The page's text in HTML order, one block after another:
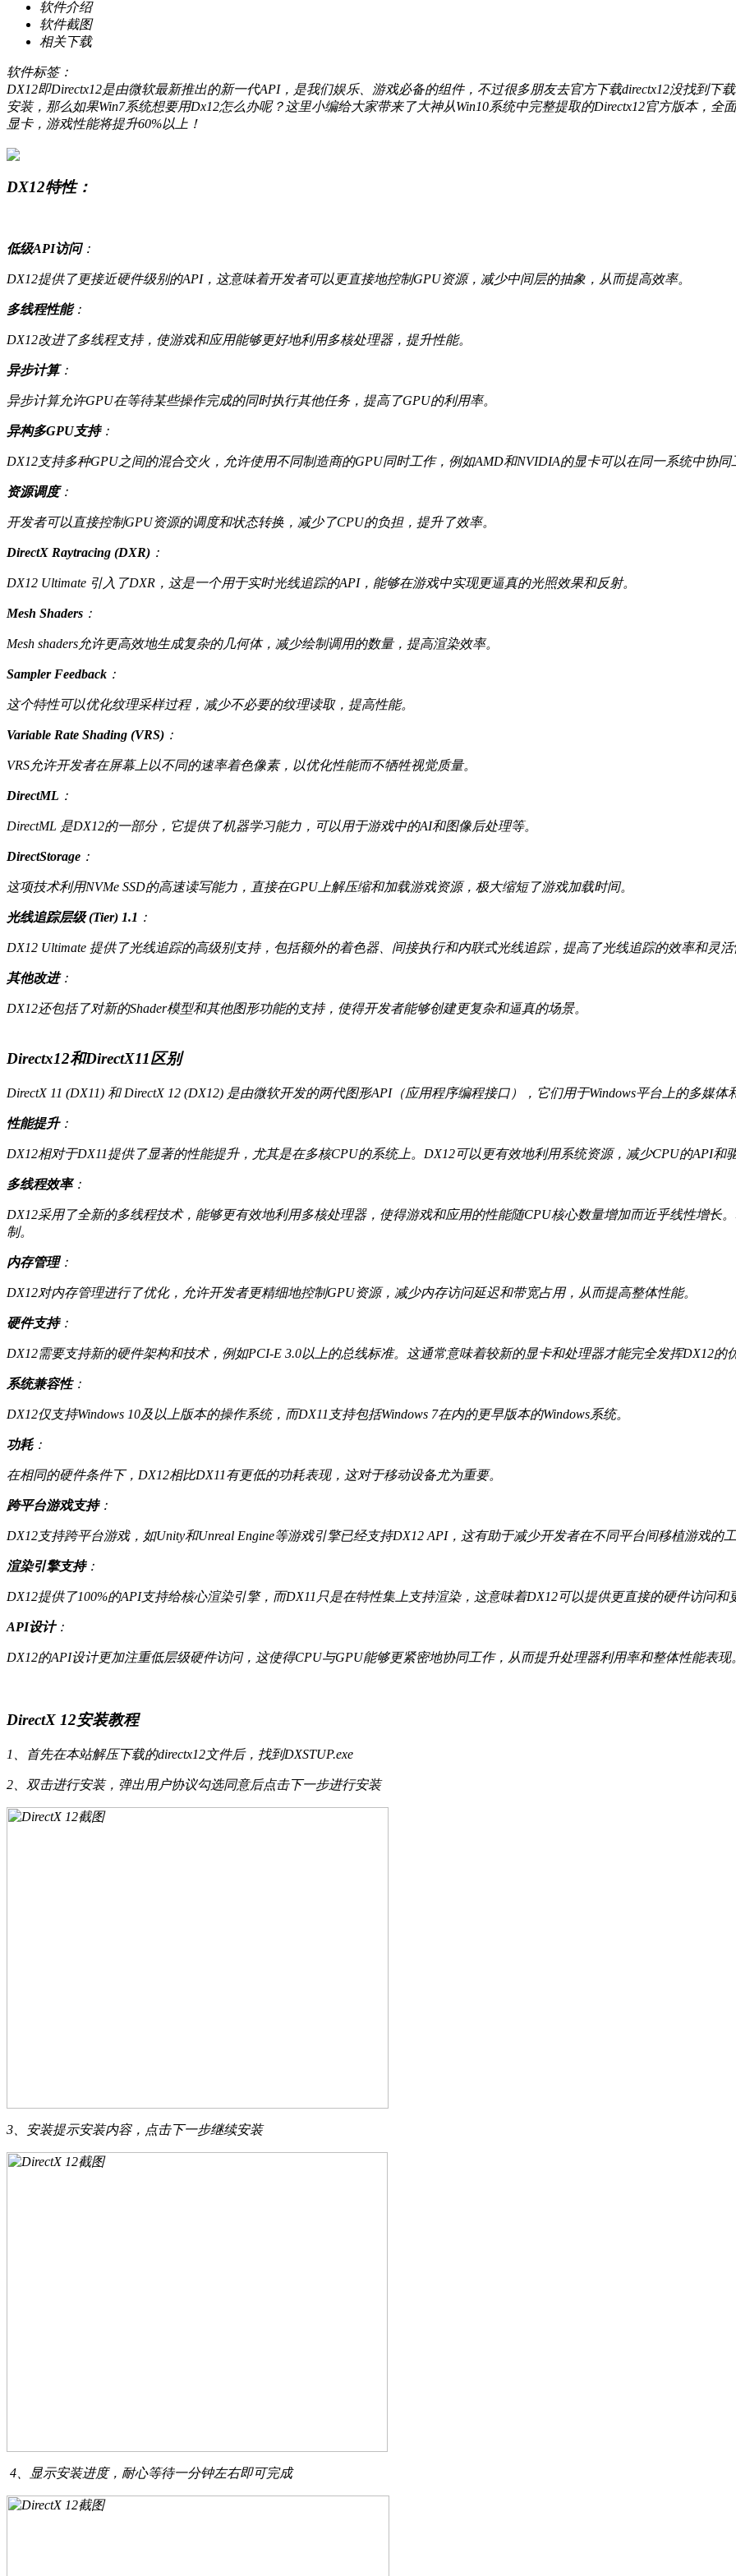
软件介绍
软件截图
相关下载
软件标签：
DX12即Directx12是由微软最新推出的新一代API，是我们娱乐、游戏必备的组件，不过很多朋友去官方下载directx12没找到下
安装，那么如果Win7系统想要用Dx12怎么办呢？这里小编给大家带来了大神从Win10系统中完整提取的Directx12官方版本，全
显卡，游戏性能将提升60%以上！
DX12特性：
低级API访问：
DX12提供了更接近硬件级别的API，这意味着开发者可以更直接地控制GPU资源，减少中间层的抽象，从而提高效率。
多线程性能：
DX12改进了多线程支持，使游戏和应用能够更好地利用多核处理器，提升性能。
异步计算：
异步计算允许GPU在等待某些操作完成的同时执行其他任务，提高了GPU的利用率。
异构多GPU支持：
DX12支持多种GPU之间的混合交火，允许使用不同制造商的GPU同时工作，例如AMD和NVIDIA的显卡可以在同一系统中协同
资源调度：
开发者可以直接控制GPU资源的调度和状态转换，减少了CPU的负担，提升了效率。
DirectX Raytracing (DXR) ：
DX12 Ultimate 引入了DXR，这是一个用于实时光线追踪的API，能够在游戏中实现更逼真的光照效果和反射。
Mesh Shaders ：
Mesh shaders允许更高效地生成复杂的几何体，减少绘制调用的数量，提高渲染效率。
Sampler Feedback ：
这个特性可以优化纹理采样过程，减少不必要的纹理读取，提高性能。
Variable Rate Shading (VRS) ：
VRS允许开发者在屏幕上以不同的速率着色像素，以优化性能而不牺牲视觉质量。
DirectML ：
DirectML 是DX12的一部分，它提供了机器学习能力，可以用于游戏中的AI和图像后处理等。
DirectStorage ：
这项技术利用NVMe SSD的高速读写能力，直接在GPU上解压缩和加载游戏资源，极大缩短了游戏加载时间。
光线追踪层级 (Tier) 1.1 ：
DX12 Ultimate 提供了光线追踪的高级别支持，包括额外的着色器、间接执行和内联式光线追踪，提高了光线追踪的效率和灵
其他改进：
DX12还包括了对新的Shader模型和其他图形功能的支持，使得开发者能够创建更复杂和逼真的场景。
Directx12和DirectX11区别
DirectX 11 (DX11) 和 DirectX 12 (DX12) 是由微软开发的两代图形API（应用程序编程接口），它们用于Windows平台上的多媒
性能提升：
DX12相对于DX11提供了显著的性能提升，尤其是在多核CPU的系统上。DX12可以更有效地利用系统资源，减少CPU的API
多线程效率：
DX12采用了全新的多线程技术，能够更有效地利用多核处理器，使得游戏和应用的性能随CPU核心数量增加而近乎线性增长
制。
内存管理：
DX12对内存管理进行了优化，允许开发者更精细地控制GPU资源，减少内存访问延迟和带宽占用，从而提高整体性能。
硬件支持：
DX12需要支持新的硬件架构和技术，例如PCI-E 3.0以上的总线标准。这通常意味着较新的显卡和处理器才能完全发挥DX12的
系统兼容性：
DX12仅支持Windows 10及以上版本的操作系统，而DX11支持包括Windows 7在内的更早版本的Windows系统。
功耗：
在相同的硬件条件下，DX12相比DX11有更低的功耗表现，这对于移动设备尤为重要。
跨平台游戏支持：
DX12支持跨平台游戏，如Unity和Unreal Engine等游戏引擎已经支持DX12 API，这有助于减少开发者在不同平台间移植游戏的
渲染引擎支持：
DX12提供了100%的API支持给核心渲染引擎，而DX11只是在特性集上支持渲染，这意味着DX12可以提供更直接的硬件访问和
API设计：
DX12的API设计更加注重低层级硬件访问，这使得CPU与GPU能够更紧密地协同工作，从而提升处理器利用率和整体性能表现
DirectX 12安装教程
1、首先在本站解压下载的directx12文件后，找到DXSTUP.exe
2、双击进行安装，弹出用户协议勾选同意后点击下一步进行安装
3、安装提示安装内容，点击下一步继续安装
4、显示安装进度，耐心等待一分钟左右即可完成